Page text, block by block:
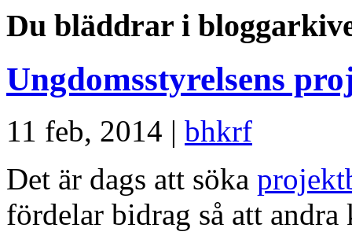
Du bläddrar i
Ungdomsstyrelsens
11 feb, 2014 | bhkrf
Det är dags att söka
fördelar bidrag så att